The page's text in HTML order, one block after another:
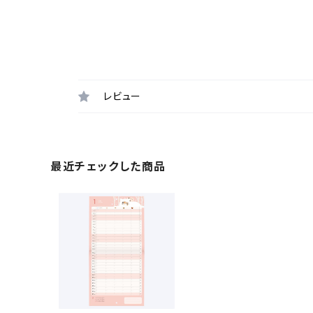
レビュー
最近チェックした商品